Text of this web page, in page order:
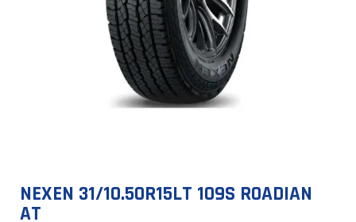
NEXEN 31/10.50R15LT 109S ROADIAN
AT